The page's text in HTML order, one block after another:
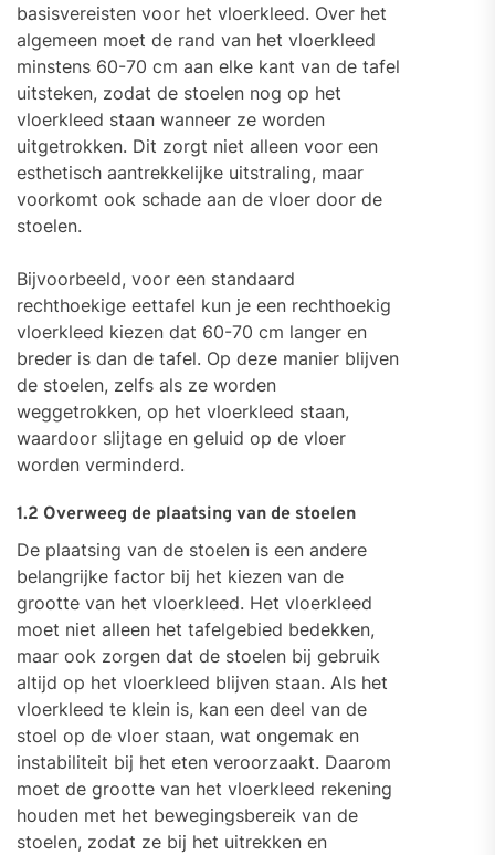
basisvereisten voor het vloerkleed. Over het
algemeen moet de rand van het vloerkleed
minstens 60-70 cm aan elke kant van de tafel
uitsteken, zodat de stoelen nog op het
vloerkleed staan wanneer ze worden
uitgetrokken. Dit zorgt niet alleen voor een
esthetisch aantrekkelijke uitstraling, maar
voorkomt ook schade aan de vloer door de
stoelen.
Bijvoorbeeld, voor een standaard
rechthoekige eettafel kun je een rechthoekig
vloerkleed kiezen dat 60-70 cm langer en
breder is dan de tafel. Op deze manier blijven
de stoelen, zelfs als ze worden
weggetrokken, op het vloerkleed staan,
waardoor slijtage en geluid op de vloer
worden verminderd.
1.2 Overweeg de plaatsing van de stoelen
De plaatsing van de stoelen is een andere
belangrijke factor bij het kiezen van de
grootte van het vloerkleed. Het vloerkleed
moet niet alleen het tafelgebied bedekken,
maar ook zorgen dat de stoelen bij gebruik
altijd op het vloerkleed blijven staan. Als het
vloerkleed te klein is, kan een deel van de
stoel op de vloer staan, wat ongemak en
instabiliteit bij het eten veroorzaakt. Daarom
moet de grootte van het vloerkleed rekening
houden met het bewegingsbereik van de
stoelen, zodat ze bij het uitrekken en